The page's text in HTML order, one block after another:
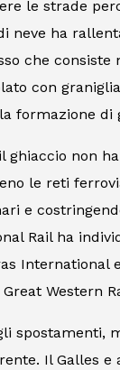
le strade
neve ha
che consiste
con
formazione di
ghiaccio non
le reti
e
Rail ha
International
Western
spostamenti,
Il Galles e